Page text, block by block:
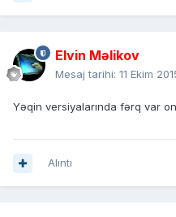
Elvin Məlikov
Mesaj tarihi: 11 Ekim
Yəqin versiyalarında fərq var
Alıntı